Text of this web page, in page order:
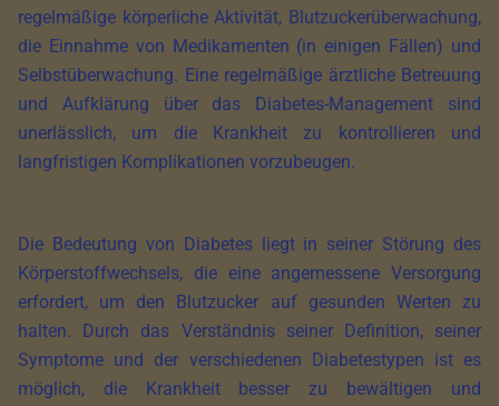
regelmäßige körperliche Aktivität, Blutzuckerüberwachung,
die Einnahme von Medikamenten (in einigen Fällen) und
Selbstüberwachung. Eine regelmäßige ärztliche Betreuung
und Aufklärung über das Diabetes-Management sind
unerlässlich, um die Krankheit zu kontrollieren und
langfristigen Komplikationen vorzubeugen.
Die Bedeutung von Diabetes liegt in seiner Störung des
Körperstoffwechsels, die eine angemessene Versorgung
erfordert, um den Blutzucker auf gesunden Werten zu
halten. Durch das Verständnis seiner Definition, seiner
Symptome und der verschiedenen Diabetestypen ist es
möglich, die Krankheit besser zu bewältigen und